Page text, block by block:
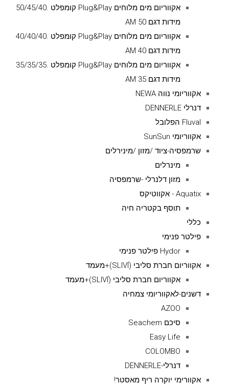
אקווריום מים מלוחים Plug&Play קומפלט .50/45/40
מידות דגם AM 50
אקווריום מים מלוחים Plug&Play קומפלט .40/40/40
מידות דגם AM 40
אקווריום מים מלוחים Plug&Play קומפלט .35/35/35
מידות דגם AM 35
אקווריומי נווה NEWA
דנרלי DENNERLE
Fluval הפלובל
אקווריומי SunSun
שרמפסיה-ציוד /מזון /מינירלים
מינרלים
מזון דלנרלי -שרמפסיה
Aquatix - אקווטיקס
תוסף בקטריה חיה
כללי
פילטר פנימי
Hydor פילטר פנימי
אקווריום חברת סליבי (SLIVIׂׂ)+מעמד
אקווריום חברת סליבי (SLIVIׂׂ)+מעמד
דשנים-לאקווריומי צמחיה
AZOO
סיכם Seachem
Easy Life
COLOMBO
דנרלי-DENNERLE
אקוורימי יוקרה ריף מאסטר!